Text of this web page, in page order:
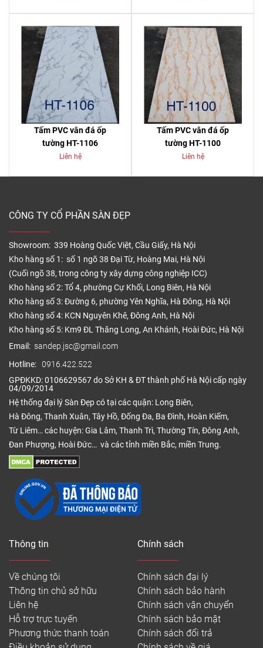
Tấm PVC vân đá ốp
tường HT-1106
Liên hệ
Tấm PVC vân đá ốp
tường HT-1100
Liên hệ
CÔNG TY CỔ PHẦN SÀN ĐẸP
Showroom: 339 Hoàng Quốc Việt, Cầu Giấy, Hà Nội
Kho hàng số 1: số 1 ngõ 38 Đại Từ, Hoàng Mai, Hà Nội
(Cuối ngõ 38, trong công ty xây dựng công nghiệp ICC)
Kho hàng số 2: Tổ 4, phường Cự Khối, Long Biên, Hà Nội
Kho hàng số 3: Đường 6, phường Yên Nghĩa, Hà Đông, Hà Nội
Kho hàng số 4: KCN Nguyên Khê, Đông Anh, Hà Nội
Kho hàng số 5: Km9 ĐL Thăng Long, An Khánh, Hoài Đức, Hà Nội
Email: sandep.jsc@gmail.com
Hotline: 0916.422.522
GPĐKKD: 0106629567 do Sở KH & ĐT thành phố Hà Nội cấp ngày
04/09/2014
Hệ thống đại lý Sàn Đẹp có tại các quận: Long Biên,
Hà Đông, Thanh Xuân, Tây Hồ, Đống Đa, Ba Đình, Hoàn Kiếm,
Từ Liêm… các huyện: Gia Lâm, Thanh Trì, Thường Tín, Đông Anh,
Đan Phượng, Hoài Đức… và các tỉnh miền Bắc, miền Trung.
Thông tin
Về chúng tôi
Thông tin chủ sở hữu
Liên hệ
Hỗ trợ trực tuyến
Phương thức thanh toán
Chính sách
Chính sách đại lý
Chính sách bảo hành
Chính sách vận chuyển
Chính sách bảo mật
Chính sách đổi trả